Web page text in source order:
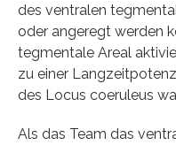
des ventralen
oder angeregt werden
tegmentale Areal
zu einer
des Locus coeruleus
Als das Team das